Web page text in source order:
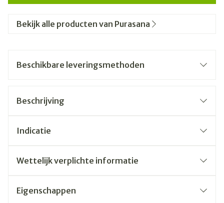
Bekijk alle producten van Purasana
Beschikbare leveringsmethoden
Beschrijving
Indicatie
Wettelijk verplichte informatie
Eigenschappen